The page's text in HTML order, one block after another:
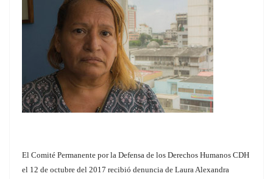
El Comité Permanente por la Defensa de los Derechos Humanos CDH
el 12 de octubre del 2017 recibió denuncia de Laura Alexandra